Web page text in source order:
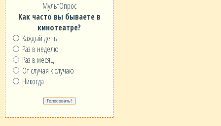
МультОпрос
Как часто вы бываете в
кинотеатре?
Каждый день
Раз в неделю
Раз в месяц
От случая к случаю
Никогда